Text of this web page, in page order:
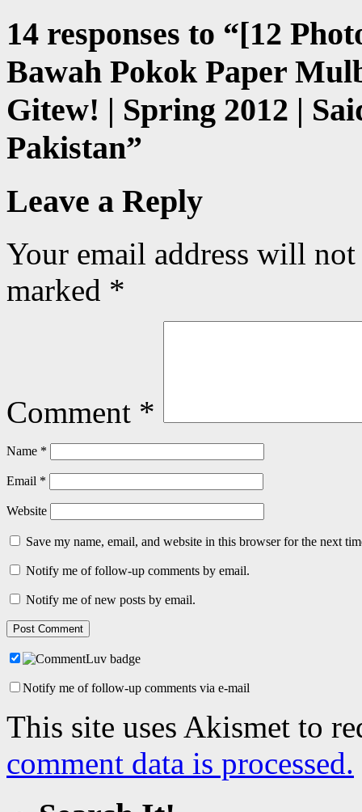
14 responses to “[12
Bawah Pokok Paper
Gitew! | Spring 2012 |
Pakistan”
Leave a Reply
Your email address will
marked *
Comment *
Name *
Email *
Website
Save my name, email, and website in this browser for the next
Notify me of follow-up comments by email.
Notify me of new posts by email.
Notify me of follow-up comments via e-mail
This site uses Akismet to
comment data is processed.